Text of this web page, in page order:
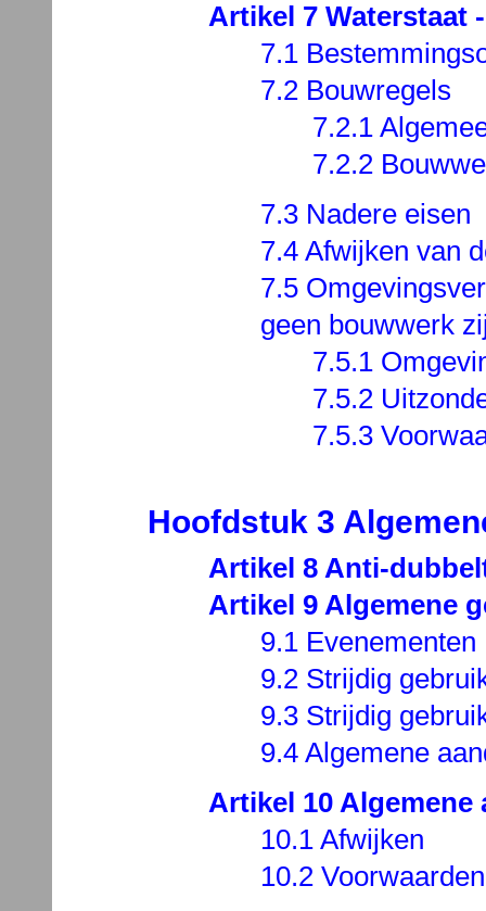
Artikel 7 Waterstaat
7.1
7.2 Bouwregels
7.2.1
7.2.2
7.3 Nadere eisen
7.4 Afwijken van
7.5
geen bouwwerk
7.5.1
7.5.2
7.5.3
Hoofdstuk 3
Artikel 8 Anti-
Artikel 9 Algemene
9.1 Evenementen
9.2 Strijdig
9.3 Strijdig
9.4 Algemene
Artikel 10
10.1 Afwijken
10.2